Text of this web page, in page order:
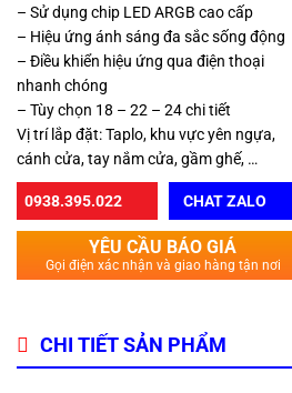
– Sử dụng chip LED ARGB cao cấp
– Hiệu ứng ánh sáng đa sắc sống động
– Điều khiển hiệu ứng qua điện thoại
nhanh chóng
– Tùy chọn 18 – 22 – 24 chi tiết
Vị trí lắp đặt: Taplo, khu vực yên ngựa,
cánh cửa, tay nắm cửa, gầm ghế, …
0938.395.022 CHAT ZALO
YÊU CẦU BÁO GIÁ
Gọi điện xác nhận và giao hàng tận nơi
CHI TIẾT SẢN PHẨM